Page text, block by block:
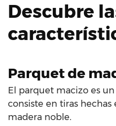
Descubre
Parquet de
El parquet macizo es
consiste en tiras
madera noble.